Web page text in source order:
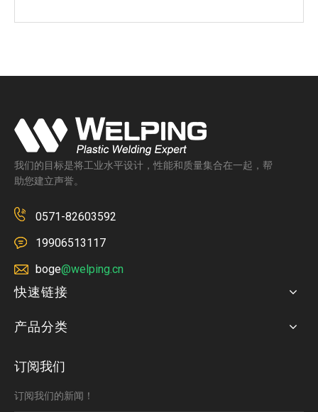
我们的目标是将工业水平设计，性能和质量集合在一起，帮
助您建立声誉。
0571-82603592
19906513117
boge@welping.cn
快速链接
产品分类
订阅我们
订阅我们的新闻！